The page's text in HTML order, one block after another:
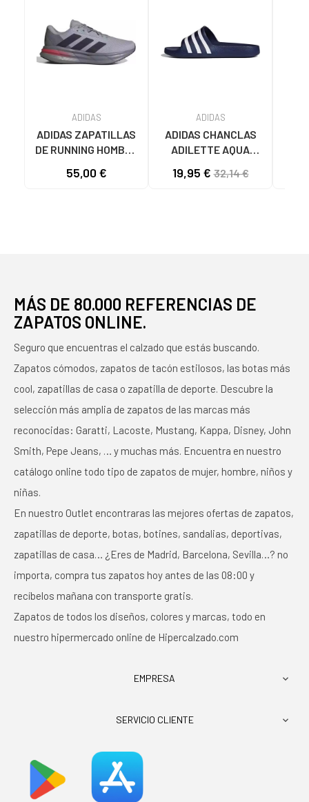
ADIDAS
ADIDAS ZAPATILLAS
DE RUNNING HOMBRE
GRIS VARIOS
55,00 €
ADIDAS
ADIDAS CHANCLAS
ADILETTE AQUA
19,95 €32,14 €
MÁS DE 80.000 REFERENCIAS DE
ZAPATOS ONLINE.
Seguro que encuentras el calzado que estás buscando.
Zapatos cómodos, zapatos de tacón estilosos, las botas más
cool, zapatillas de casa o zapatilla de deporte. Descubre la
selección más amplia de zapatos de las marcas más
reconocidas: Garatti, Lacoste, Mustang, Kappa, Disney, John
Smith, Pepe Jeans, … y muchas más. Encuentra en nuestro
catálogo online todo tipo de zapatos de mujer, hombre, niños y
niñas.
En nuestro Outlet encontraras las mejores ofertas de zapatos,
zapatillas de deporte, botas, botines, sandalias, deportivas,
zapatillas de casa… ¿Eres de Madrid, Barcelona, Sevilla…? no
importa, compra tus zapatos hoy antes de las 08:00 y
recíbelos mañana con transporte gratis.
Zapatos de todos los diseños, colores y marcas, todo en
nuestro hipermercado online de Hipercalzado.com
EMPRESA 
SERVICIO CLIENTE 